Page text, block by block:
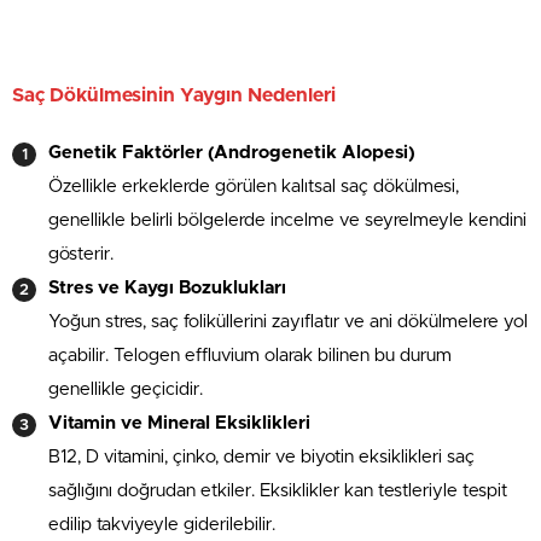
Saç Dökülmesinin Yaygın Nedenleri
Genetik Faktörler (Androgenetik Alopesi)
Özellikle erkeklerde görülen kalıtsal saç dökülmesi,
genellikle belirli bölgelerde incelme ve seyrelmeyle kendini
gösterir.
Stres ve Kaygı Bozuklukları
Yoğun stres, saç foliküllerini zayıflatır ve ani dökülmelere yol
açabilir. Telogen effluvium olarak bilinen bu durum
genellikle geçicidir.
Vitamin ve Mineral Eksiklikleri
B12, D vitamini, çinko, demir ve biyotin eksiklikleri saç
sağlığını doğrudan etkiler. Eksiklikler kan testleriyle tespit
edilip takviyeyle giderilebilir.